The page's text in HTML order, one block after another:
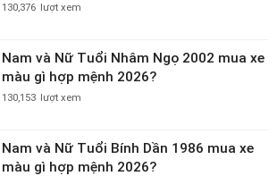
130,376 lượt xem
Nam và Nữ Tuổi Nhâm Ngọ 2002 mua xe
màu gì hợp mệnh 2026?
130,153 lượt xem
Nam và Nữ Tuổi Bính Dần 1986 mua xe
màu gì hợp mệnh 2026?